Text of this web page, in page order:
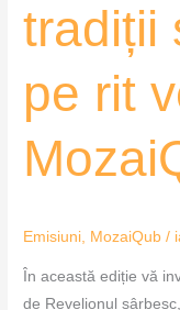
tradiții
pe rit
Emisiuni, MozaiQub /
În această ediție vă
de Revelionul